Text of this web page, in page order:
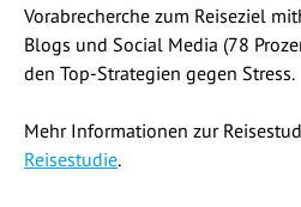
Vorabrecherche zum Reiseziel
Blogs und Social Media (78
den Top-Strategien gegen Stress.
Mehr Informationen zur
Reisestudie.